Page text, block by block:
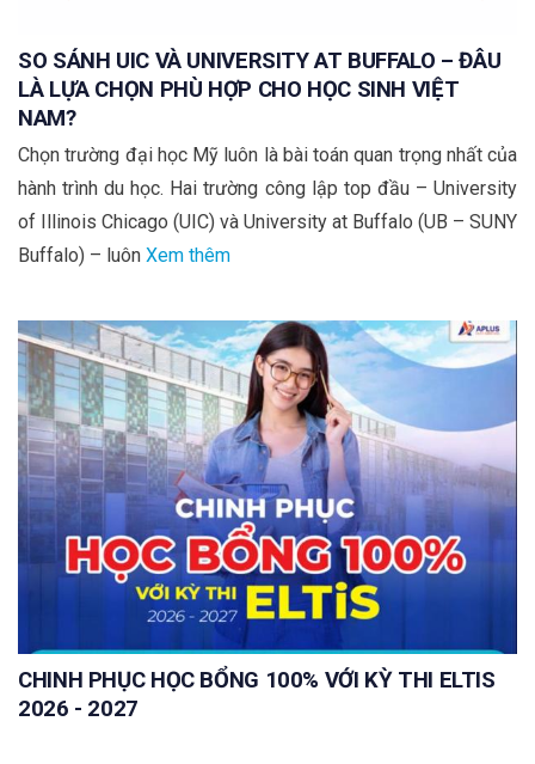
SO SÁNH UIC VÀ UNIVERSITY AT BUFFALO – ĐÂU
LÀ LỰA CHỌN PHÙ HỢP CHO HỌC SINH VIỆT
NAM?
Chọn trường đại học Mỹ luôn là bài toán quan trọng nhất của
hành trình du học. Hai trường công lập top đầu – University
of Illinois Chicago (UIC) và University at Buffalo (UB – SUNY
Buffalo) – luôn Xem thêm
CHINH PHỤC HỌC BỔNG 100% VỚI KỲ THI ELTIS
2026 - 2027